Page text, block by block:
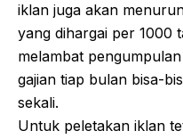
iklan juga akan
yang dihargai per 1000
melambat
gajian tiap bulan bisa-
sekali.
Untuk peletakan iklan